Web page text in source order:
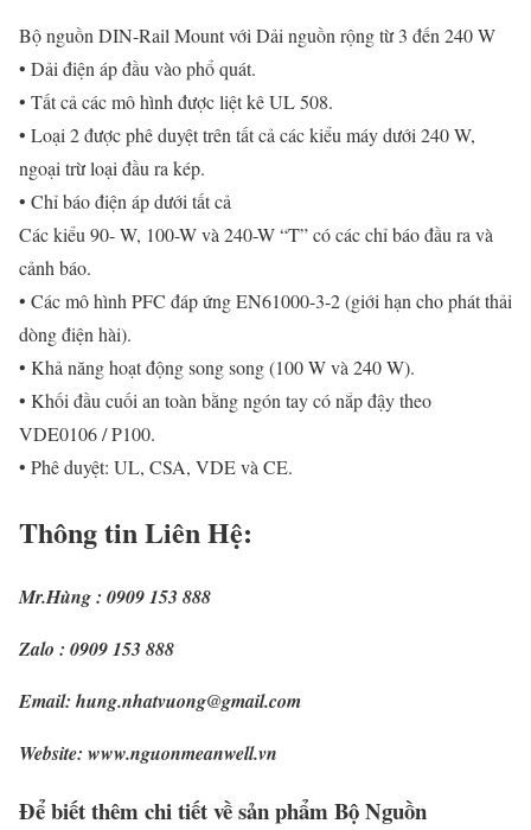
Bộ nguồn DIN-Rail Mount với Dải nguồn rộng từ 3 đến 240 W
• Dải điện áp đầu vào phổ quát.
• Tất cả các mô hình được liệt kê UL 508.
• Loại 2 được phê duyệt trên tất cả các kiểu máy dưới 240 W,
ngoại trừ loại đầu ra kép.
• Chỉ báo điện áp dưới tất cả
Các kiểu 90- W, 100-W và 240-W “T” có các chỉ báo đầu ra và
cảnh báo.
• Các mô hình PFC đáp ứng EN61000-3-2 (giới hạn cho phát thải
dòng điện hài).
• Khả năng hoạt động song song (100 W và 240 W).
• Khối đầu cuối an toàn bằng ngón tay có nắp đậy theo
VDE0106 / P100.
• Phê duyệt: UL, CSA, VDE và CE.
Thông tin Liên Hệ:
Mr.Hùng : 0909 153 888
Zalo : 0909 153 888
Email: hung.nhatvuong@gmail.com
Website: www.nguonmeanwell.vn
Để biết thêm chi tiết về sản phẩm Bộ Nguồn